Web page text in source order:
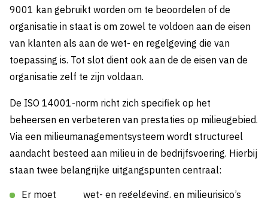
9001 kan gebruikt worden om te beoordelen of de
organisatie in staat is om zowel te voldoen aan de eisen
van klanten als aan de wet- en regelgeving die van
toepassing is. Tot slot dient ook aan de de eisen van de
organisatie zelf te zijn voldaan.
De ISO 14001-norm richt zich specifiek op het
beheersen en verbeteren van prestaties op milieugebied.
Via een milieumanagementsysteem wordt structureel
aandacht besteed aan milieu in de bedrijfsvoering. Hierbij
staan twee belangrijke uitgangspunten centraal:
Er moet
wet- en regelgeving, en milieurisico’s